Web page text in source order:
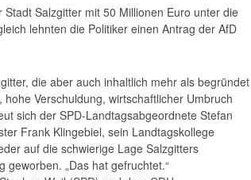
Salzgitter mit 50 Millionen Euro unter die
lehnten die Politiker einen Antrag der AfD
die aber auch inhaltlich mehr als begründet
Verschuldung, wirtschaftlicher Umbruch
sich der SPD-Landtagsabgeordnete Stefan
Frank Klingebiel, sein Landtagskollege
auf die schwierige Lage Salzgitters
geworben. „Das hat gefruchtet.“